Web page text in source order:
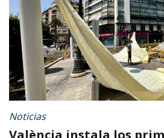
Noticias
València instala los